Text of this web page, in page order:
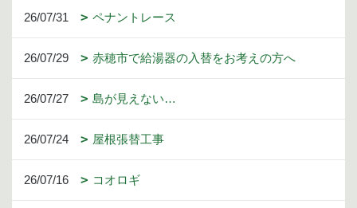
26/07/31 ペナントレース
26/07/29 赤穂市で給湯器の入替をお考えの方へ
26/07/27 島が見えない…
26/07/24 屋根張替工事
26/07/16 コオロギ